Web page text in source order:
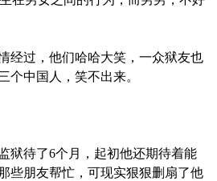
经过，他们哈哈大笑，一众狱友也
个中国人，笑不出来。
狱待了6个月，起初他还期待着能
些朋友帮忙，可现实狠狠删扇了他